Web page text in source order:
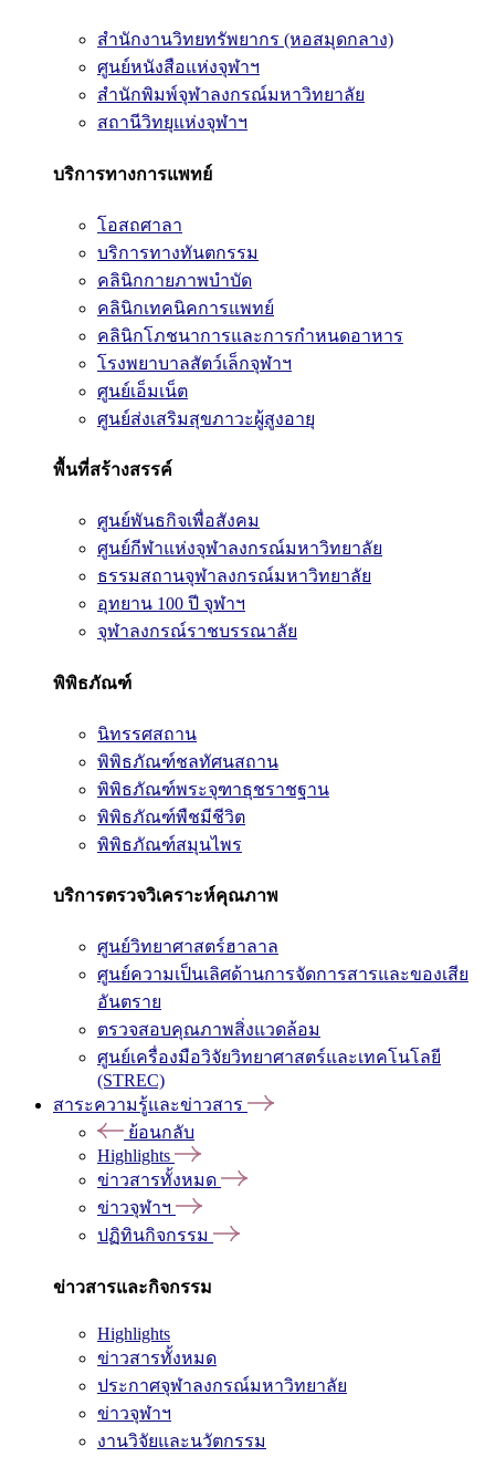
สำนักงานวิทยทรัพยากร (หอสมุดกลาง)
ศูนย์หนังสือแห่งจุฬาฯ
สำนักพิมพ์จุฬาลงกรณ์มหาวิทยาลัย
สถานีวิทยุแห่งจุฬาฯ
บริการทางการแพทย์
โอสถศาลา
บริการทางทันตกรรม
คลินิกกายภาพบำบัด
คลินิกเทคนิคการแพทย์
คลินิกโภชนาการและการกำหนดอาหาร
โรงพยาบาลสัตว์เล็กจุฬาฯ
ศูนย์เอ็มเน็ต
ศูนย์ส่งเสริมสุขภาวะผู้สูงอายุ
พื้นที่สร้างสรรค์
ศูนย์พันธกิจเพื่อสังคม
ศูนย์กีฬาแห่งจุฬาลงกรณ์มหาวิทยาลัย
ธรรมสถานจุฬาลงกรณ์มหาวิทยาลัย
อุทยาน 100 ปี จุฬาฯ
จุฬาลงกรณ์ราชบรรณาลัย
พิพิธภัณฑ์
นิทรรศสถาน
พิพิธภัณฑ์ชลทัศนสถาน
พิพิธภัณฑ์พระจุฑาธุชราชฐาน
พิพิธภัณฑ์พืชมีชีวิต
พิพิธภัณฑ์สมุนไพร
บริการตรวจวิเคราะห์คุณภาพ
ศูนย์วิทยาศาสตร์ฮาลาล
ศูนย์ความเป็นเลิศด้านการจัดการสารและของเสีย
อันตราย
ตรวจสอบคุณภาพสิ่งแวดล้อม
ศูนย์เครื่องมือวิจัยวิทยาศาสตร์และเทคโนโลยี
(STREC)
สาระความรู้และข่าวสาร
ย้อนกลับ
Highlights
ข่าวสารทั้งหมด
ข่าวจุฬาฯ
ปฏิทินกิจกรรม
ข่าวสารและกิจกรรม
Highlights
ข่าวสารทั้งหมด
ประกาศจุฬาลงกรณ์มหาวิทยาลัย
ข่าวจุฬาฯ
งานวิจัยและนวัตกรรม